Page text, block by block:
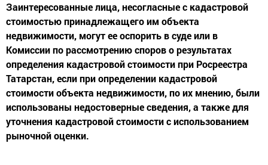
Заинтересованные лица, несогласные с кадастровой
стоимостью принадлежащего им объекта
недвижимости, могут ее оспорить в суде или в
Комиссии по рассмотрению споров о результатах
определения кадастровой стоимости при Росреестра
Татарстан, если при определении кадастровой
стоимости объекта недвижимости, по их мнению, были
использованы недостоверные сведения, а также для
уточнения кадастровой стоимости с использованием
рыночной оценки.